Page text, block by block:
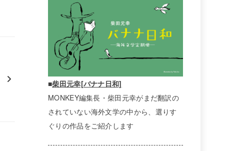
■柴田元幸[バナナ日和]
MONKEY編集長・柴田元幸がまだ翻訳の
されていない海外文学の中から、選りす
ぐりの作品をご紹介します